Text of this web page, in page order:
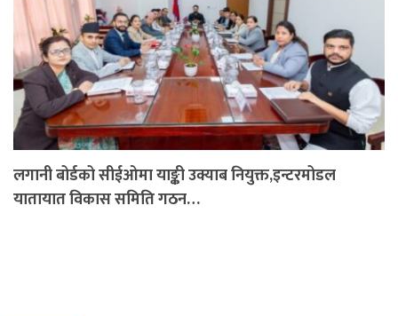
लगानी बोर्डको सीईओमा याङ्की उक्याब नियुक्त,इन्टरमोडल
यातायात विकास समिति गठन…